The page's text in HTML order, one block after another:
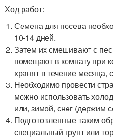
Ход работ:
Семена для посева
10-14 дней.
Затем их смешивают с
помещают в комнату при
хранят в течение месяца,
Необходимо провести
можно использовать
или, зимой, снег (держим
Подготовленные таким
специальный грунт или